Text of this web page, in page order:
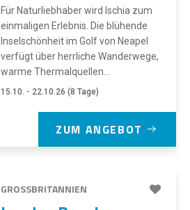
Für Naturliebhaber wird Ischia zum
einmaligen Erlebnis. Die blühende
Inselschönheit im Golf von Neapel
verfügt über herrliche Wanderwege,
warme Thermalquellen...
15.10. - 22.10.26 (8 Tage)
ZUM ANGEBOT
GROSSBRITANNIEN